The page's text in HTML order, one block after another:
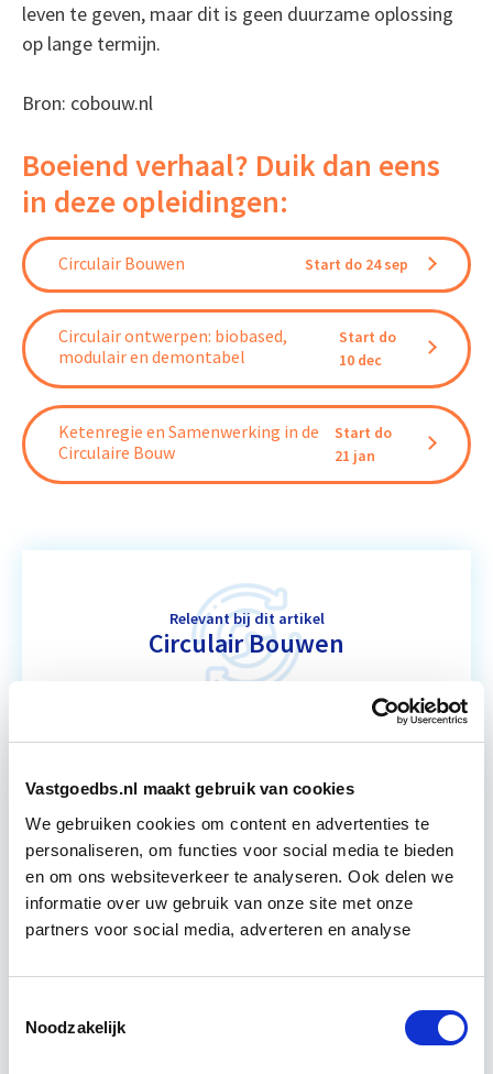
Vastgoedbs.nl maakt gebruik van cookies
We gebruiken cookies om content en advertenties te
personaliseren, om functies voor social media te bieden
en om ons websiteverkeer te analyseren. Ook delen we
informatie over uw gebruik van onze site met onze
partners voor social media, adverteren en analyse
Noodzakelijk
leven te geven, maar dit is geen duurzame oplossing
op lange termijn.
Bron: cobouw.nl
Boeiend verhaal? Duik dan eens
in deze opleidingen:
Circulair Bouwen Start do 24 sep
Circulair ontwerpen: biobased,
modulair en demontabel
Start do
10 dec
Ketenregie en Samenwerking in de
Circulaire Bouw
Start do
21 jan
Relevant bij dit artikel
Circulair Bouwen
Circulair bouwen is de toekomst. Letterlijk, want in
2050 wil de Nederlandse overheid dat de
dat…
Lees verder
Utrecht of online
18 lesdagen lesdag(en)
Eerstvolgende startdatum